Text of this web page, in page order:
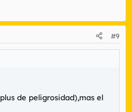
#9
de peligrosidad),mas el